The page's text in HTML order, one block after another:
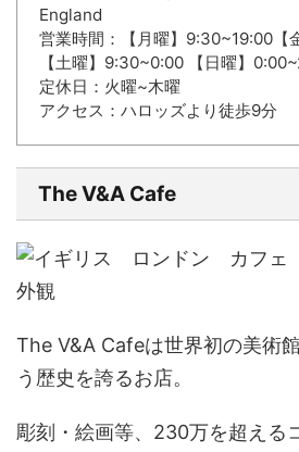
England
営業時間：【月曜】9:30~19:00【
【土曜】9:30~0:00 【日曜】
定休日：火曜~木曜
アクセス：ハロッズより徒歩9分
The V&A Cafe
The V&A Cafeは世界初の美術
う歴史を誇るお店。
彫刻・絵画等、230万を超える